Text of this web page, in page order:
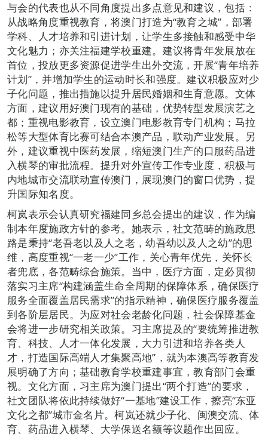
与会的代表也从不同角度提出多点意见和建议，包括：
从战略角度重视教育，将澳门打造为“教育之城”，部署
学科、人才培养和引进计划，让学生多接触和感受中华
文化魅力；亦关注福建学校重建。建议将青年发展放在
首位，投放更多资源促进学生出外交流，开展“青年培养
计划”，并增加学生的运动时长和强度。建议积极应对少
子化问题，推出措施以提升居民婚姻和生育意愿。文体
方面，建议用好澳门现有的基础，优势转型发展演艺之
都；重视电影教育，设立澳门电影教育专门机构；马拉
松等大型体育比赛可结合本澳产品，联动产业发展。另
外，建议重视中医药发展，缩短澳门生产的口服药品进
入横琴的审批流程。提升对外宣传工作专业度，积极与
内地城市交流联动宣传澳门，展现澳门的窗口优势，提
升国际知名度。
柯岚表示会认真研究福建同乡总会提出的建议，作为编
制本年度施政方针的参考。她表示，社文范畴的施政思
路是秉持“老吾老以及人之老，幼吾幼以及人之幼”的思
维，高度重视“一老一少”工作，关心青年优先，关怀长
者兜底，各范畴综合施策。当中，医疗方面，定必贯彻
落实习主席“构建涵盖生命全周期的保障体系，确保医疗
服务全面覆盖居民需求”的指示精神，确保医疗服务覆盖
到各阶层居民。为应对社会老龄化问题，社会保障基金
会将进一步研究相关政策。习主席提及的“要统筹推进教
育、科技、人才一体化发展，大力引进和培养各类人
才，打造国际高端人才集聚高地”，就为本澳高等教育发
展明确了方向；基础教育学校重建事宜，教育部门会重
视。文化方面，习主席为澳门提出“两个打造”的要求，
社文团队将依此持续做好“一基地”建设工作，擦亮“东亚
文化之都”城市金名片。柯岚还就少子化、闽澳交流、体
育、药品进入横琴、大学保送名额等议题作出回应。